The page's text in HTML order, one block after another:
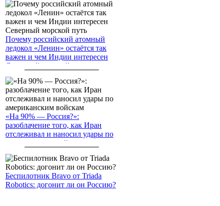
Почему российский атомный
ледокол «Ленин» остаётся так
важен и чем Индии интересен
Северный морской путь
«На 90% — Россия?»:
разоблачение того, как Иран
отслеживал и наносил удары по
американским войскам
Беспилотник Bravo от Triada
Robotics: догонит ли он Россию?